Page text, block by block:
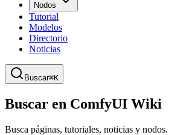
Nodos
Tutorial
Modelos
Directorio
Noticias
Buscar⌘K
Buscar en ComfyUI Wiki
Busca páginas, tutoriales, noticias y nodos.